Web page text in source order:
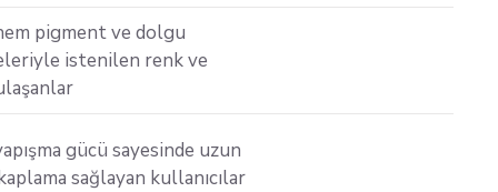
pigment ve dolgu
istenilen renk ve
gücü sayesinde uzun
sağlayan kullanıcılar